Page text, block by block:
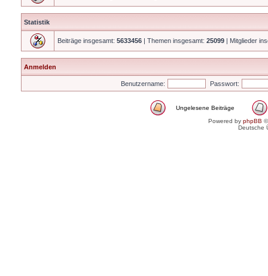
Statistik
Beiträge insgesamt: 5633456 | Themen insgesamt: 25099 | Mitglieder
Anmelden
Benutzername: Passwort:
Ungelesene Beiträge
Powered by phpBB
Deutsche